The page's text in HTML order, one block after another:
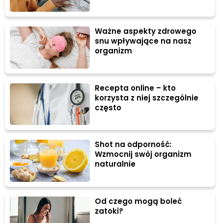
Ważne aspekty zdrowego
snu wpływające na nasz
organizm
Recepta online – kto
korzysta z niej szczególnie
często
Shot na odporność:
Wzmocnij swój organizm
naturalnie
Od czego mogą boleć
zatoki?